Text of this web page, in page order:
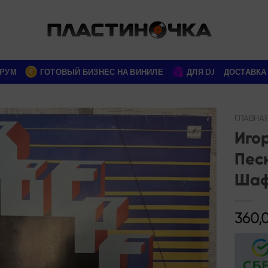
ГОТОВЫЙ БИЗНЕС НА ВИНИЛЕ ДЛЯ DJ
Add to